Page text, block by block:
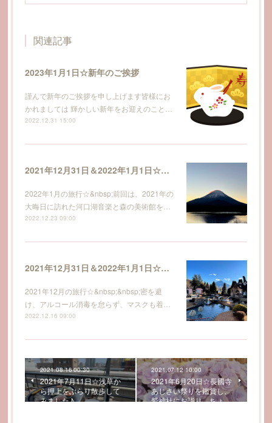
関連記事
2023年1月1日☆新年のご挨拶
謹んで新年のご挨拶を申し上げます皆様にお
かれましては 輝かしい新年をお迎えのこと…
2022.12.31 15:00
2021年12月31日＆2022年1月1日☆河口湖観光と精進湖で初富士・初日の出を拝み、初詣もしてきました～その２♪
2022年1月の旅行☆&nbsp;前回は、2021年の
大晦日に訪れた河口湖音楽と森の美術館を…
2022.12.23 09:00
2021年12月31日＆2022年1月1日☆河口湖観光と精進湖で初富士・初日の出を拝み、初詣もしてきました～その１♪
2021年12月の旅行☆&nbsp;&nbsp;密を避
け、アルコール消毒を怠らず、マスクも着…
2022.12.16 09:00
2021.08.16 00:30
2021年7月11日☆浅草か
ら押上をぶらり散歩して
みました♪
2021.07.12 10:00
2021年6月20日☆長國寺
あじさい祭りを鑑賞し、
鷲神社にお詣り、ちょ…